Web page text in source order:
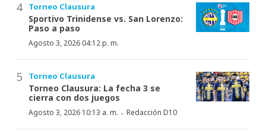
Torneo Clausura
Sportivo Trinidense vs. San Lorenzo:
Paso a paso
Agosto 3, 2026 04:12 p. m.
Torneo Clausura
Torneo Clausura: La fecha 3 se
cierra con dos juegos
Agosto 3, 2026 10:13 a. m. · Redacción D10